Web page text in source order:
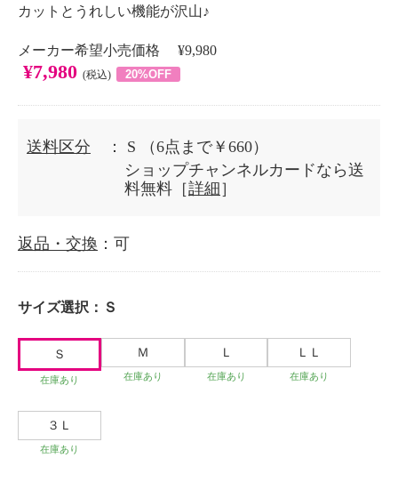
カットとうれしい機能が沢山♪
メーカー希望小売価格 ¥9,980
¥7,980 (税込) 20%OFF
送料区分 ： S
（6点まで￥660）
ショップチャンネルカードなら送
料無料［詳細 ］
返品・交換 ：可
サイズ選択： Ｓ
Ｓ
在庫あり
Ｍ
在庫あり
Ｌ
在庫あり
ＬＬ
在庫あり
３Ｌ
在庫あり